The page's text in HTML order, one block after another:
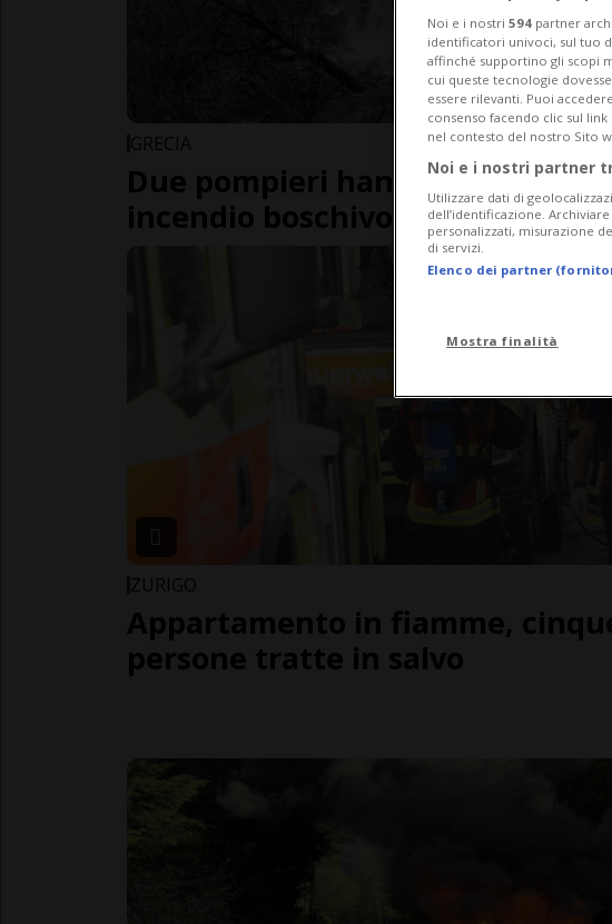
GRECIA
Due pompieri hanno perso la
incendio boschivo a Creta
ZURIGO
Appartamento in fiamme,
persone tratte in salvo
Noi e i nostri 594 partner
identificatori univoci, sul tuo
affinché supportino gli scopi
cui queste tecnologie
essere rilevanti. Puoi
consenso facendo clic sul
nel contesto del nostro Sito
Noi e i nostri partner
Utilizzare dati di
dell’identificazione.
personalizzati, misurazione
di servizi.
Elenco dei partner
Mostra finalità